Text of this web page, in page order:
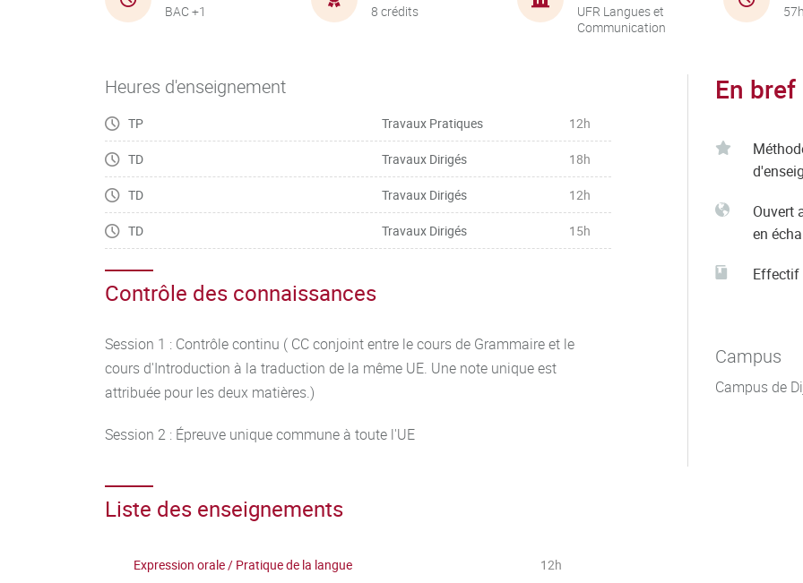
BAC +1 8 crédits
UFR Langues et
Communication
Heures d'enseignement
TP Travaux Pratiques 12h
TD Travaux Dirigés 18h
TD Travaux Dirigés 12h
TD Travaux Dirigés 15h
Contrôle des connaissances
Session 1 : Contrôle continu ( CC conjoint entre le cours de Grammaire et le
cours d'Introduction à la traduction de la même UE. Une note unique est
attribuée pour les deux matières.)
Session 2 : Épreuve unique commune à toute l'UE
Liste des enseignements
Expression orale / Pratique de la langue 12h
En bref
Ouvert
en
Effectif
Campus
Campus de